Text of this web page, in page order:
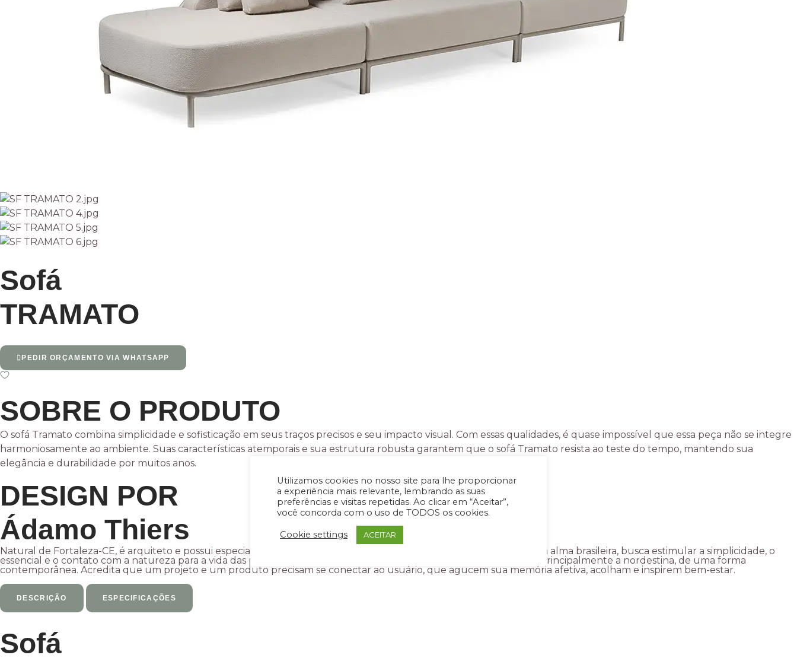
Sofá
TRAMATO
PEDIR ORÇAMENTO VIA WHATSAPP
SOBRE O PRODUTO
O sofá Tramato combina simplicidade e sofisticação em seus traços precisos e seu impacto visual. Com essas qualidades, é quase impossível que essa peça não se integre
harmoniosamente ao ambiente. Suas características atemporais e sua estrutura robusta garantem que o sofá Tramato resista ao teste do tempo, mantendo sua
elegância e durabilidade por muitos anos.
DESIGN POR
Ádamo Thiers
Natural de Fortaleza-CE, é arquiteto e possui especialização em design de mobiliário. Com um estilo minimalista com alma brasileira, busca estimular a simplicidade, o
essencial e o contato com a natureza para a vida das pessoas. Suas peças possuem elementos da cultura brasileira, principalmente a nordestina, de uma forma
contemporânea. Acredita que um projeto e um produto precisam se conectar ao usuário, que agucem sua memória afetiva, acolham e inspirem bem-estar.
DESCRIÇÃO ESPECIFICAÇÕES
Sofá
Utilizamos cookies no nosso site para lhe proporcionar
a experiência mais relevante, lembrando as suas
preferências e visitas repetidas. Ao clicar em “Aceitar”,
você concorda com o uso de TODOS os cookies.
Cookie settings ACEITAR